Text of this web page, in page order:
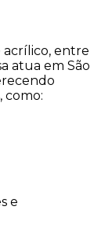
acrílico, entre
atua em São
como:
e